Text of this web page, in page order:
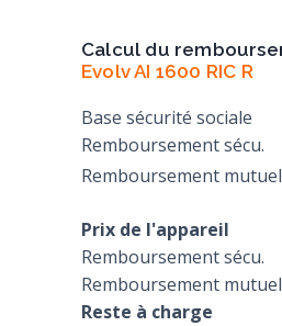
Calcul du
Evolv AI 1600 RIC R
Base sécurité sociale
Remboursement sécu.
Remboursement
Prix de l'appareil
Remboursement sécu.
Remboursement
Reste à charge